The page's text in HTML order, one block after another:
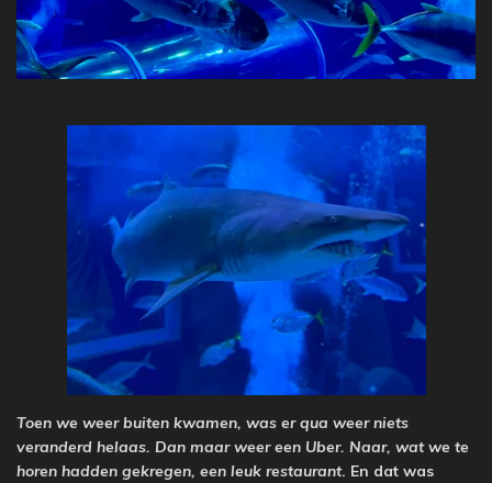
Toen we weer buiten kwamen, was er qua weer niets
veranderd helaas. Dan maar weer een Uber. Naar, wat we te
horen hadden gekregen, een leuk restaurant. En dat was